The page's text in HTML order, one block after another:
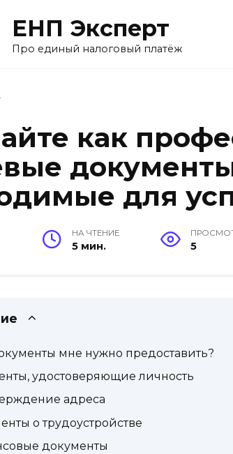
ЕНП Эксперт
Про единый налоговый платёж
как
для
НА ЧТЕНИЕ
5 мин. 5
мне нужно предоставить?
удостоверяющие личность
адреса
о трудоустройстве
документы